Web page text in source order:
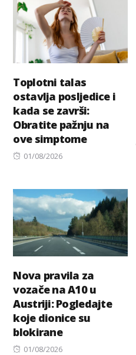
Toplotni talas
ostavlja posljedice i
kada se završi:
Obratite pažnju na
ove simptome
Posted
01/08/2026
Nova pravila za
vozače na A10 u
Austriji: Pogledajte
koje dionice su
blokirane
Posted
01/08/2026